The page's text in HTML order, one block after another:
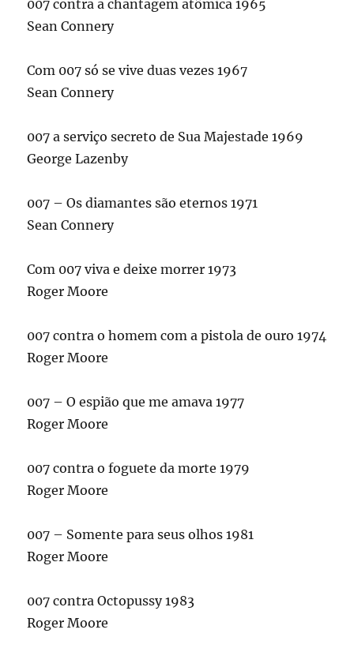
007 contra a chantagem atômica 1965
Sean Connery
Com 007 só se vive duas vezes 1967
Sean Connery
007 a serviço secreto de Sua Majestade 1969
George Lazenby
007 – Os diamantes são eternos 1971
Sean Connery
Com 007 viva e deixe morrer 1973
Roger Moore
007 contra o homem com a pistola de ouro 1974
Roger Moore
007 – O espião que me amava 1977
Roger Moore
007 contra o foguete da morte 1979
Roger Moore
007 – Somente para seus olhos 1981
Roger Moore
007 contra Octopussy 1983
Roger Moore